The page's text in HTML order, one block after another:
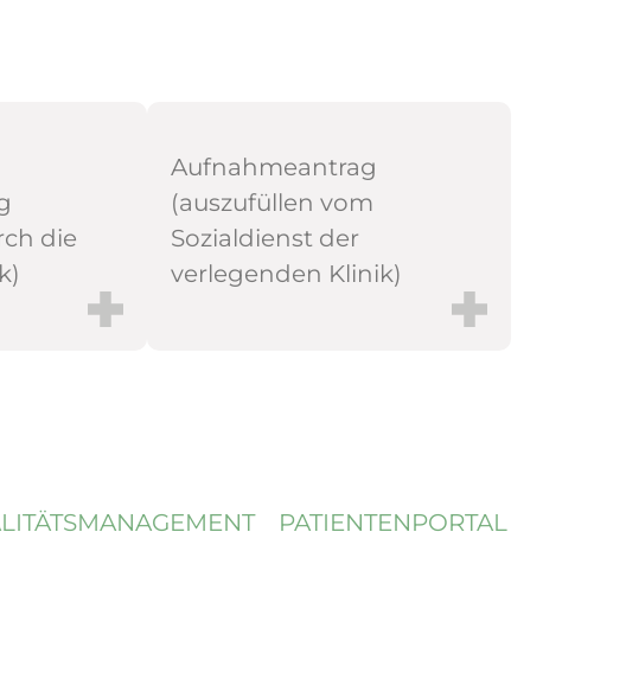
die
Aufnahmeantrag
(auszufüllen vom
Sozialdienst der
verlegenden Klinik)
PATIENTENPORTAL